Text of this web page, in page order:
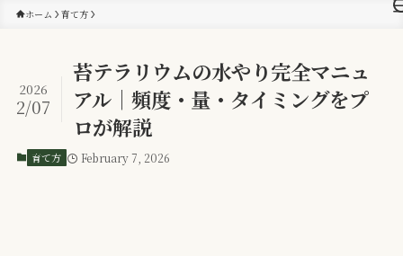
ホーム 育て方
苔テラリウムの水やり完全マニュ
アル｜頻度・量・タイミングをプ
ロが解説
2026
2/07
育て方 February 7, 2026